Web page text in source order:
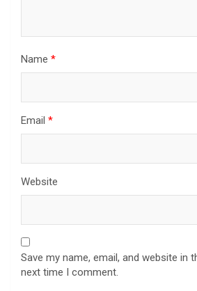
Name *
Email *
Website
Save my name, email, and website in
next time I comment.